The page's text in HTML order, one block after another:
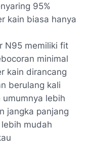
95%
kain biasa hanya
N95 memiliki fit
minimal
kain dirancang
berulang kali
umumnya lebih
jangka panjang
mudah